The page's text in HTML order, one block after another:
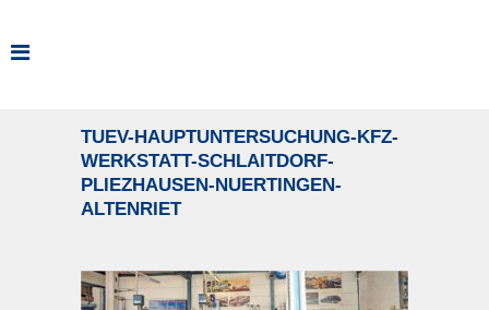
TUEV-HAUPTUNTERSUCHUNG-KFZ-
WERKSTATT-SCHLAITDORF-
PLIEZHAUSEN-NUERTINGEN-
ALTENRIET